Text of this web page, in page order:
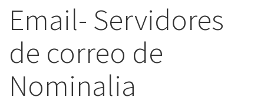
Email- Servidores
de correo de
Nominalia